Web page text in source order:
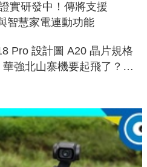
實研發中！傳將支援
智慧家電連動功能
Pro 設計圖 A20 晶片規格
強北山寨機要起飛了？專
無法復刻兩大關鍵